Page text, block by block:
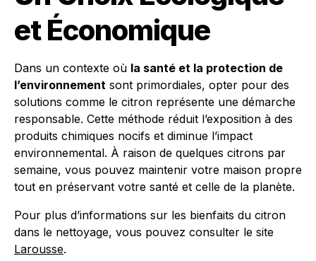
et Économique
Dans un contexte où la santé et la protection de
l’environnement sont primordiales, opter pour des
solutions comme le citron représente une démarche
responsable. Cette méthode réduit l’exposition à des
produits chimiques nocifs et diminue l’impact
environnemental. À raison de quelques citrons par
semaine, vous pouvez maintenir votre maison propre
tout en préservant votre santé et celle de la planète.
Pour plus d’informations sur les bienfaits du citron
dans le nettoyage, vous pouvez consulter le site
Larousse.